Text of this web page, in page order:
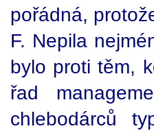
pořádná,
F. Nepila
bylo proti těm,
řad
chlebodárců